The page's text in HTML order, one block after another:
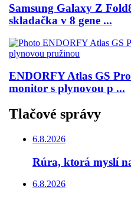
Samsung Galaxy Z
skladačka v 8 gene ...
ENDORFY Atlas GS
monitor s plynovou p ...
Tlačové správy
6.8.2026
Rúra, ktorá myslí
6.8.2026